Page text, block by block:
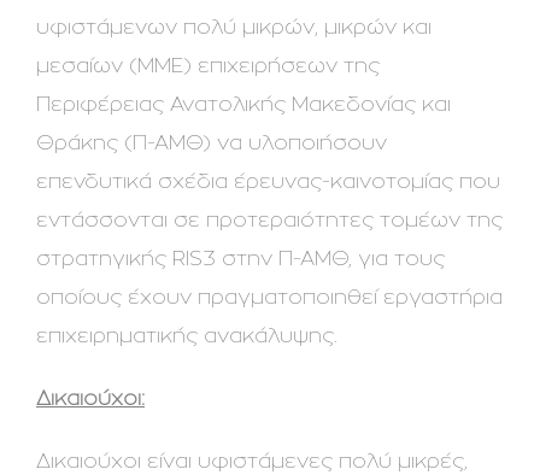
υφιστάμενων πολύ μικρών, μικρών και
μεσαίων (ΜΜΕ) επιχειρήσεων της
Περιφέρειας Ανατολικής Μακεδονίας και
Θράκης (Π-ΑΜΘ) να υλοποιήσουν
επενδυτικά σχέδια έρευνας-καινοτομίας που
εντάσσονται σε προτεραιότητες τομέων της
στρατηγικής RIS3 στην Π-ΑΜΘ, για τους
οποίους έχουν πραγματοποιηθεί εργαστήρια
επιχειρηματικής ανακάλυψης.
Δικαιούχοι:
Δικαιούχοι είναι υφιστάμενες πολύ μικρές,